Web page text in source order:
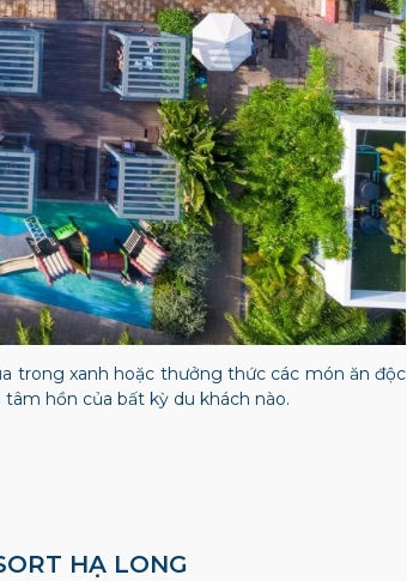
trong xanh hoặc thưởng thức các món ăn độc
hồn của bất kỳ du khách nào.
HẠ LONG